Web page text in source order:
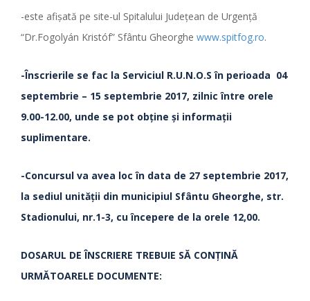
-este afişată pe site-ul Spitalului Judeţean de Urgenţă
“Dr.Fogolyán Kristóf” Sfântu Gheorghe www.spitfog.ro.
-Înscrierile se fac la Serviciul R.U.N.O.S în perioada 04
septembrie – 15 septembrie 2017, zilnic între orele
9.00-12.00, unde se pot obţine şi informaţii
suplimentare.
-Concursul va avea loc în data de 27 septembrie 2017,
la sediul unităţii din municipiul Sfântu Gheorghe, str.
Stadionului, nr.1-3, cu începere de la orele 12,00.
DOSARUL DE ÎNSCRIERE TREBUIE SĂ CONŢINĂ
URMĂTOARELE DOCUMENTE: